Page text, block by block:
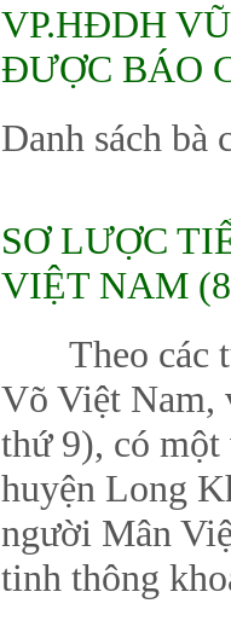
VP.HĐDH
ĐƯỢC BÁO
Danh sách bà
SƠ LƯỢC
VIỆT NAM
Theo các
Võ Việt Nam,
thứ 9), có
huyện Long
người Mân
tinh thông